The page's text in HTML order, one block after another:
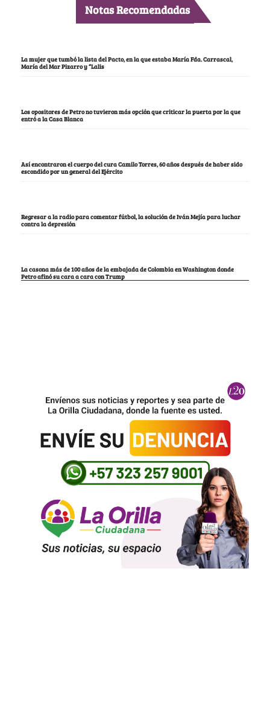
Notas Recomendadas
La mujer que tumbó la lista del Pacto, en la que estaba María Fda. Carrascal,
María del Mar Pizarro y “Lalis
Los opositores de Petro no tuvieron más opción que criticar la puerta por la que
entró a la Casa Blanca
Así encontraron el cuerpo del cura Camilo Torres, 60 años después de haber sido
escondido por un general del Ejército
Regresar a la radio para comentar fútbol, la solución de Iván Mejía para luchar
contra la depresión
La casona más de 100 años de la embajada de Colombia en Washington donde
Petro afinó su cara a cara con Trump